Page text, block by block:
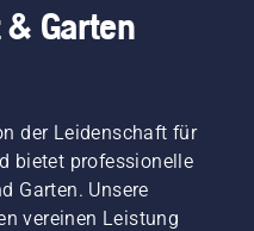
Garten
der Leidenschaft für
bietet professionelle
Garten. Unsere
vereinen Leistung